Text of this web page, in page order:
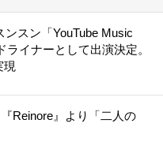
スン「YouTube Music
ライナーとして出演決定。
現
Reinore』より「二人の